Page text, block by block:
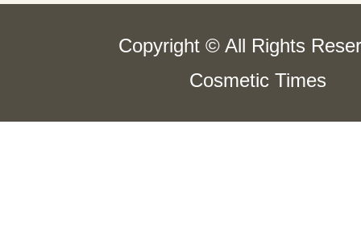
Copyright © All Rights
Cosmetic Times